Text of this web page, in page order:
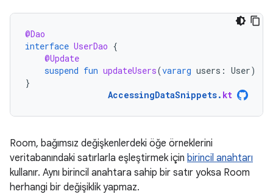
@Dao
interface UserDao {
@Update
suspend fun updateUsers(vararg users : User)
}
AccessingDataSnippets. kt
Room, bağımsız değişkenlerdeki öğe örneklerini
veritabanındaki satırlarla eşleştirmek için birincil anahtarı
kullanır. Aynı birincil anahtara sahip bir satır yoksa Room
herhangi bir değişiklik yapmaz.